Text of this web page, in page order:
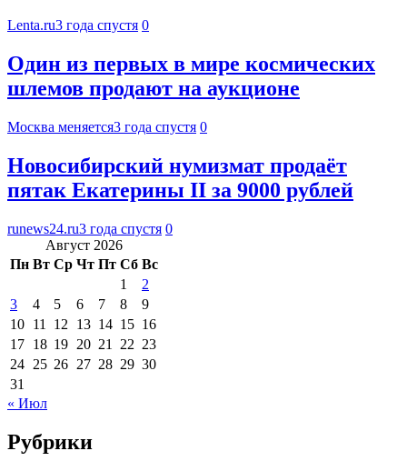
Lenta.ru3 года спустя 0
Один из первых в мире космических
шлемов продают на аукционе
Москва меняется3 года спустя 0
Новосибирский нумизмат продаёт
пятак Екатерины II за 9000 рублей
runews24.ru3 года спустя 0
Август 2026
Пн Вт Ср Чт Пт Сб Вс
1
2
3
4 5 6 7 8
9
10 11 12 13 14 15 16
17 18 19 20 21 22 23
24 25 26 27 28 29 30
31
« Июл
Рубрики